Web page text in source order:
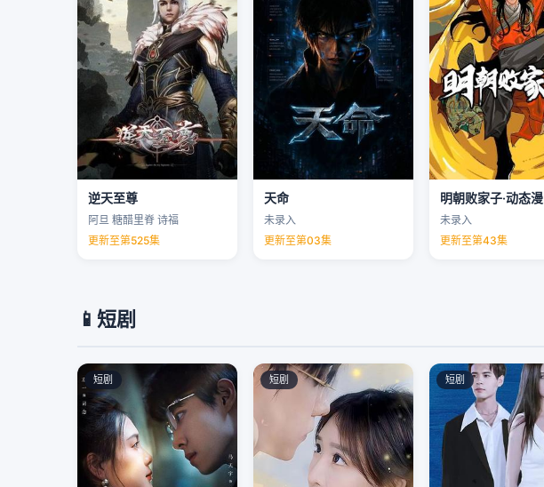
逆天至尊
阿旦 糖醋里脊 诗福
更新至第525集
天命
未录入
更新至第03集
明朝败家子·动态漫
未录入
更新至第43集
📱 短剧
短剧 短剧 短剧